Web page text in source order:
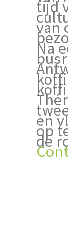
tijd
van
Na
en
op
de